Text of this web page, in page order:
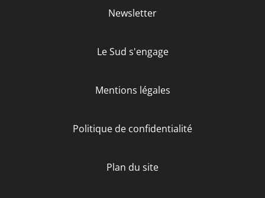
Newsletter
Le Sud s'engage
Mentions légales
Politique de confidentialité
Plan du site